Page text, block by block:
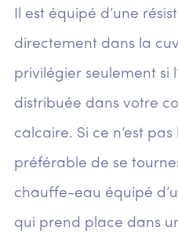
Il est équipé d’une
directement dans la
privilégier seulement si
distribuée dans votre
calcaire. Si ce n’est pas
préférable de se
chauffe-eau équipé
qui prend place dans